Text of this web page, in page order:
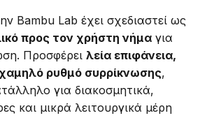
Bambu Lab έχει σχεδιαστεί ως
προς τον χρήστη νήμα για
Προσφέρει λεία επιφάνεια,
ρυθμό συρρίκνωσης,
για διακοσμητικά,
και μικρά λειτουργικά μέρη